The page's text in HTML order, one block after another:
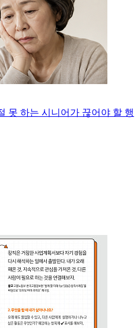
못 하는 시니어가 끊어야 할 행